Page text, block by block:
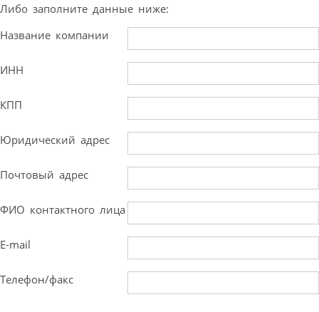
Либо заполните данные ниже:
Название компании
ИНН
КПП
Юридический адрес
Почтовый адрес
ФИО контактного лица
E-mail
Телефон/факс